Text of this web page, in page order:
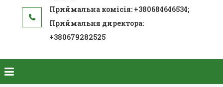
Приймальна комісія: +380684646534;
Приймальня директора:
+380679282525